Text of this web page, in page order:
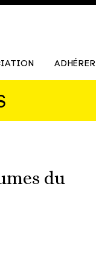
ADHÉRER
du